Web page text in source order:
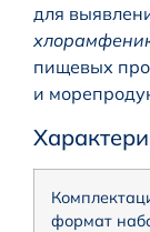
для
пищевых
и
формат